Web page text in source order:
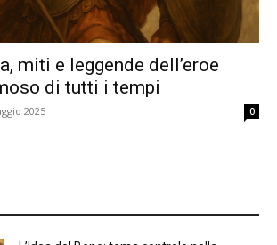
miti e leggende dell’eroe
di tutti i tempi
2025 0